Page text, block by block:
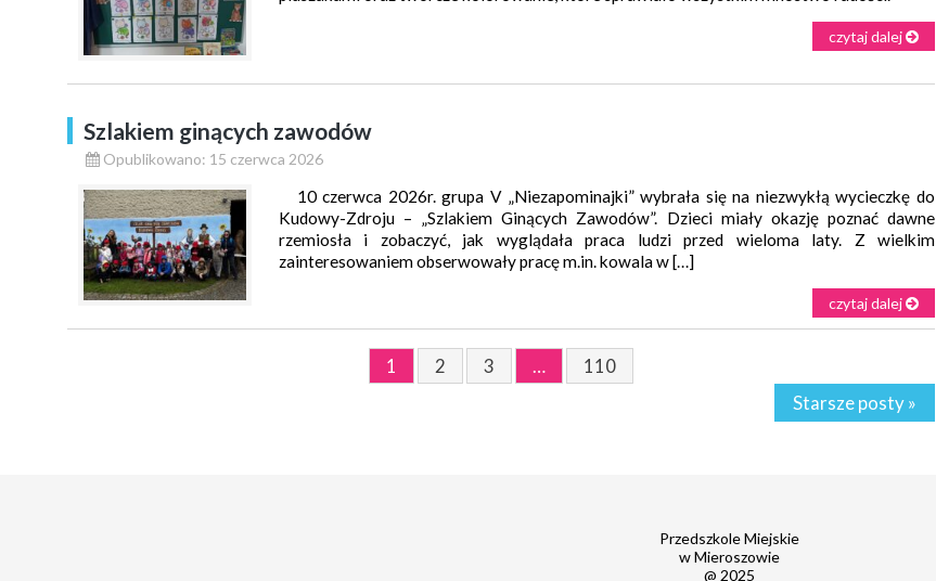
czytaj dalej
Szlakiem ginących zawodów
Opublikowano: 15 czerwca 2026
10 czerwca 2026r. grupa V „Niezapominajki” wybrała się na niezwykłą wycieczkę do
Kudowy-Zdroju – „Szlakiem Ginących Zawodów”. Dzieci miały okazję poznać dawne
rzemiosła i zobaczyć, jak wyglądała praca ludzi przed wieloma laty. Z wielkim
zainteresowaniem obserwowały pracę m.in. kowala w […]
czytaj dalej
1 2 3 …
110
Starsze posty »
Przedszkole Miejskie
w Mieroszowie
@ 2025